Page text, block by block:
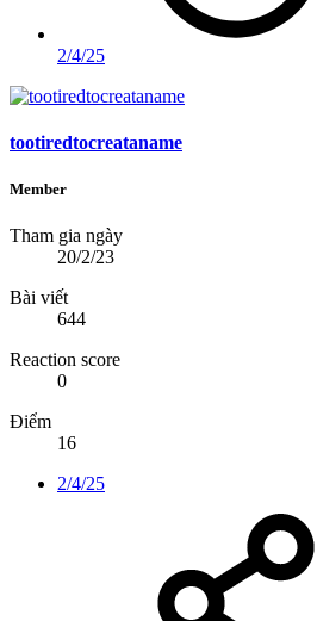
2/4/25
tootiredtocreataname
Member
Tham gia ngày
20/2/23
Bài viết
644
Reaction score
0
Điểm
16
2/4/25